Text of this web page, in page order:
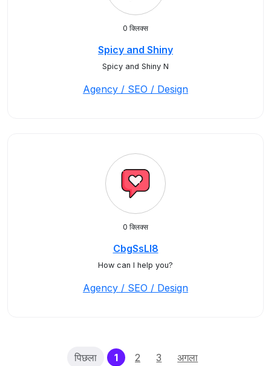
0 क्लिक्स
Spicy and Shiny
Spicy and Shiny N
Agency / SEO / Design
0 क्लिक्स
CbgSsLl8
How can I help you?
Agency / SEO / Design
पिछला 1(current)
2 3 अगला